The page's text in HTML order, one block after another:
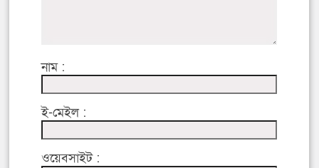
নাম :
ই-মেইল :
ওয়েবসাইট :